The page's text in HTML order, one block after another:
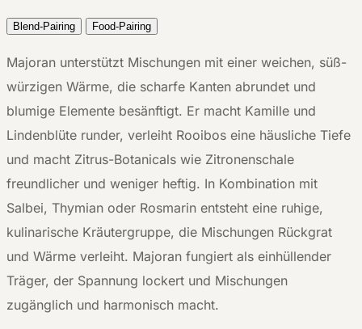
Blend-Pairing Food-Pairing
Majoran unterstützt Mischungen mit einer weichen, süß-
würzigen Wärme, die scharfe Kanten abrundet und
blumige Elemente besänftigt. Er macht Kamille und
Lindenblüte runder, verleiht Rooibos eine häusliche Tiefe
und macht Zitrus-Botanicals wie Zitronenschale
freundlicher und weniger heftig. In Kombination mit
Salbei, Thymian oder Rosmarin entsteht eine ruhige,
kulinarische Kräutergruppe, die Mischungen Rückgrat
und Wärme verleiht. Majoran fungiert als einhüllender
Träger, der Spannung lockert und Mischungen
zugänglich und harmonisch macht.